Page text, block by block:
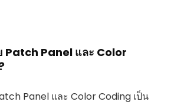
Patch Panel และ Color
Panel และ Color Coding เป็น